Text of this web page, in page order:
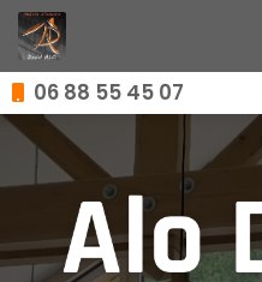
Aller
au
contenu
principal06 88 55 45 07